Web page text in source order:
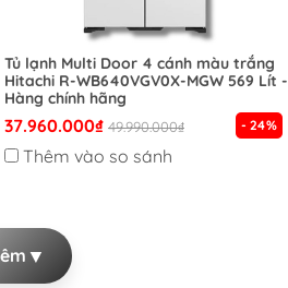
Tủ lạnh Multi Door 4 cánh màu trắng
Hitachi R-WB640VGV0X-MGW 569 Lít -
Hàng chính hãng
37.960.000₫ 49.990.000₫ - 24%
Thêm vào so sánh
▼